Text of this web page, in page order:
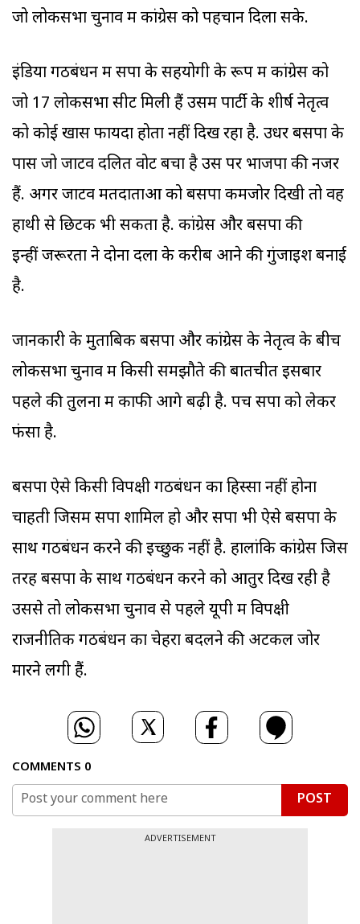
जो लोकसभा चुनाव में कांग्रेस को पहचान दिला सके.
इंडिया गठबंधन में सपा के सहयोगी के रूप में कांग्रेस को
जो 17 लोकसभा सीटें मिली हैं उसमें पार्टी के शीर्ष नेतृत्व
को कोई खास फायदा होता नहीं दिख रहा है. उधर बसपा के
पास जो जाटव दलित वोट बचा है उस पर भाजपा की नजरें
हैं. अगर जाटव मतदाताओं को बसपा कमजोर दिखी तो वह
हाथी से छिटक भी सकता है. कांग्रेस और बसपा की
इन्हीं जरूरतों ने दोनों दलों के करीब आने की गुंजाइश बनाई
है.
जानकारी के मुताबिक बसपा और कांग्रेस के नेतृत्व के बीच
लोकसभा चुनाव में किसी समझौते की बातचीत इसबार
पहले की तुलना में काफी आगे बढ़ी है. पेंच सपा को लेकर
फंसा है.
बसपा ऐसे किसी विपक्षी गठबंधन का हिस्सा नहीं होना
चा‍हती जिसमें सपा शामिल हो और सपा भी ऐसे बसपा के
साथ गठबंधन करने की इच्छुक नहीं है. हालांकि कांग्रेस जिस
तरह बसपा के साथ गठबंधन करने को आतुर दिख रही है
उससे तो लोकसभा चुनाव से पहले यूपी में विपक्षी
राजनीतिक गठबंधन का चेहरा बदलने की अटकलें जोर
मारने लगी हैं.
COMMENTS 0
POST
ADVERTISEMENT